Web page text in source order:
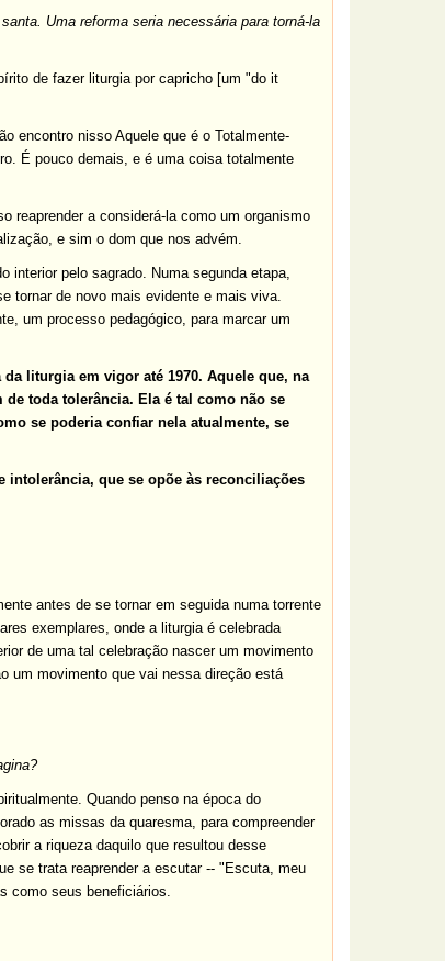
Uma reforma seria necessária para torná-la
de fazer liturgia por capricho [um "do it
encontro nisso Aquele que é o Totalmente-
É pouco demais, e é uma coisa totalmente
reaprender a considerá-la como um organismo
e sim o dom que nos advém.
interior pelo sagrado. Numa segunda etapa,
tornar de novo mais evidente e mais viva.
um processo pedagógico, para marcar um
liturgia em vigor até 1970. Aquele que, na
toda tolerância. Ela é tal como não se
se poderia confiar nela atualmente, se
intolerância, que se opõe às reconciliações
antes de se tornar em seguida numa torrente
exemplares, onde a liturgia é celebrada
de uma tal celebração nascer um movimento
um movimento que vai nessa direção está
Quando penso na época do
as missas da quaresma, para compreender
a riqueza daquilo que resultou desse
se trata reaprender a escutar -- "Escuta, meu
como seus beneficiários.